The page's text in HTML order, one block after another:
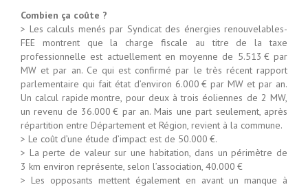
Combien ça coûte ?
> Les calculs menés par Syndicat des énergies renouvelables-
FEE montrent que la charge fiscale au titre de la taxe
professionnelle est actuellement en moyenne de 5.513 € par
MW et par an. Ce qui est confirmé par le très récent rapport
parlementaire qui fait état d’environ 6.000 € par MW et par an.
Un calcul rapide montre, pour deux à trois éoliennes de 2 MW,
un revenu de 36.000 € par an. Mais une part seulement, après
répartition entre Département et Région, revient à la commune.
> Le coût d’une étude d’impact est de 50.000 €.
> La perte de valeur sur une habitation, dans un périmètre de
3 km environ représente, selon l’association, 40.000 €
> Les opposants mettent également en avant un manque à